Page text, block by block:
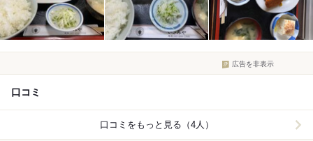
広告を非表示
口コミ
口コミをもっと見る（4人）